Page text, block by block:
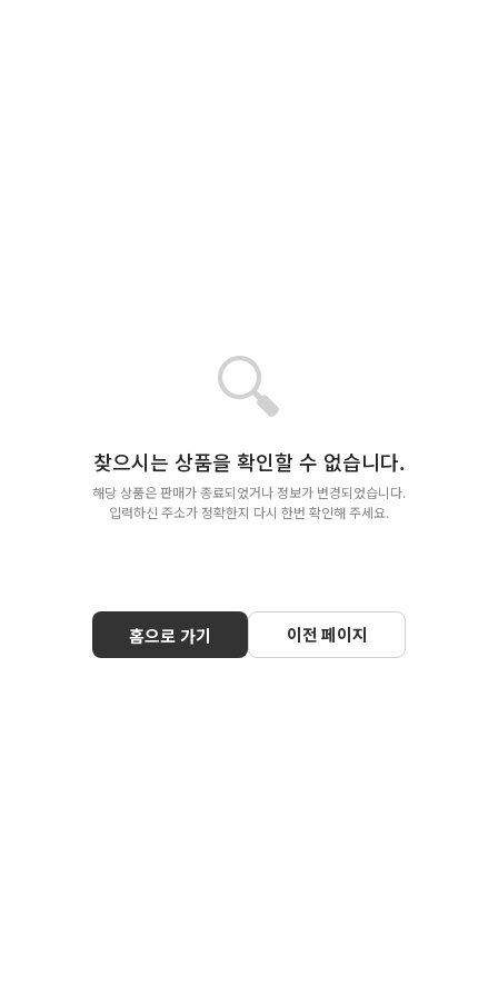
🔍
찾으시는 상품을 확인할 수 없습니다.
해당 상품은 판매가 종료되었거나 정보가 변경되었습니다.
입력하신 주소가 정확한지 다시 한번 확인해 주세요.
홈으로 가기 이전 페이지